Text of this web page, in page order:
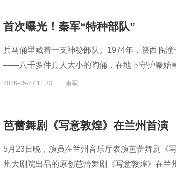
首次曝光！秦军“特种部队”
兵马俑里藏着一支神秘部队。1974年，陕西临
——八千多件真人大小的陶俑，在地下守护秦始
2026-05-27 11:33 秦军
芭蕾舞剧《写意敦煌》在兰州首演
5月23日晚，演员在兰州音乐厅表演芭蕾舞剧《
州大剧院出品的原创芭蕾舞剧《写意敦煌》在兰